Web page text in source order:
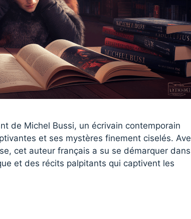
de Michel Bussi, un écrivain contemporain
et ses mystères finement ciselés.
cet auteur français a su se démarquer dans
et des récits palpitants qui captivent les